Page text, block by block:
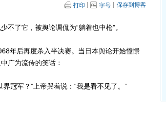
打印 字号 保存到博客
了它，被舆论调侃为“躺着也中枪”。
年后再度杀入半决赛。当日本舆论开始憧憬
广为流传的笑话：
冠军？”上帝哭着说：“我是看不见了。”